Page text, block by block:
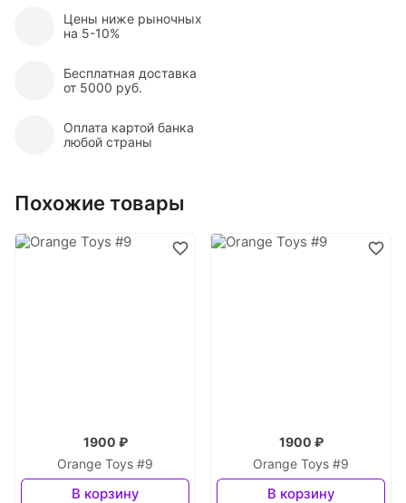
Цены ниже рыночных
на 5-10%
Бесплатная доставка
от 5000 руб.
Оплата картой банка
любой страны
Похожие товары
Orange Toys #9
1900 ₽
В корзину
Orange Toys #9
1900 ₽
В корзину